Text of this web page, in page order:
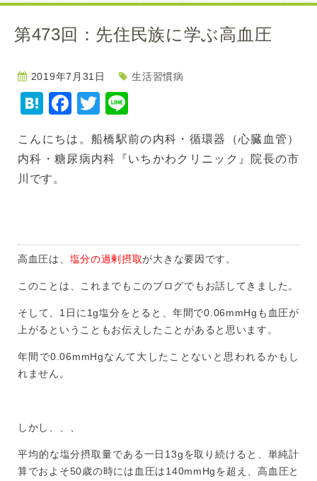
第473回：先住民族に学ぶ高血圧
2019年7月31日 生活習慣病
Hatena
Facebook
Twitter
こんにちは。船橋駅前の内科・循環器（心臓血管）
内科・糖尿病内科『いちかわクリニック』院長の市
川です。
高血圧は、 塩分の過剰摂取が大きな要因です。
このことは、これまでもこのブログでもお話してきました。
そして、1日に1g塩分をとると、年間で0.06mmHgも血圧が
上がるということもお伝えしたことがあると思います。
年間で0.06mmHgなんて大したことないと思われるかもし
れません。
しかし、、、
平均的な塩分摂取量である一日13gを取り続けると、単純計
算でおよそ50歳の時には血圧は140mmHgを超え、高血圧と